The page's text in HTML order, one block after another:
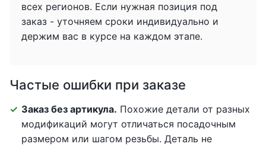
всех регионов. Если нужная позиция под
заказ - уточняем сроки индивидуально и
держим вас в курсе на каждом этапе.
Частые ошибки при заказе
Заказ без артикула. Похожие детали от разных
модификаций могут отличаться посадочным
размером или шагом резьбы. Деталь не